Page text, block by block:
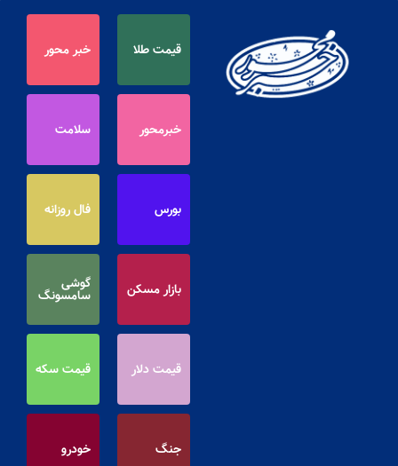
قیمت طلا خبر محور
خبرمحور سلامت
بورس فال روزانه
بازار مسکن گوشی
سامسونگ
قیمت دلار قیمت سکه
جنگ خودرو